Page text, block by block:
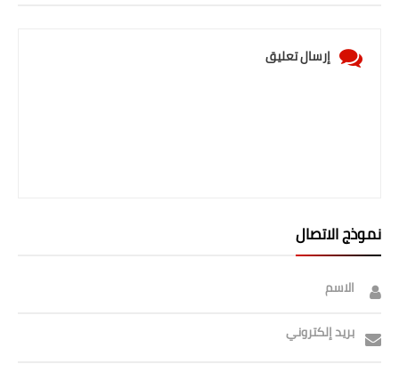
إرسال تعليق
نموذج الاتصال
الاسم
بريد إلكتروني